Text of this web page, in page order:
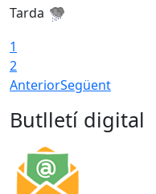
Tarda
1
2
AnteriorSegüent
Butlletí digital